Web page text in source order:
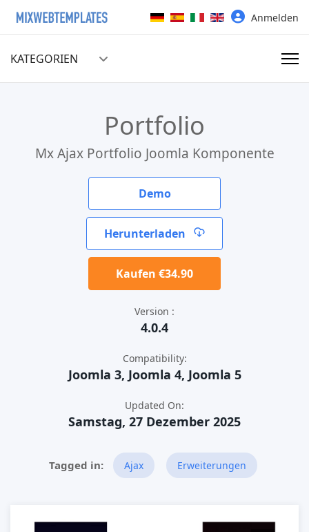
Sprache auswählen Anmelden
KATEGORIEN
Portfolio
Mx Ajax Portfolio Joomla Komponente
Demo
Herunterladen
Kaufen €34.90
Version :
4.0.4
Compatibility:
Joomla 3, Joomla 4, Joomla 5
Updated On:
Samstag, 27 Dezember 2025
Ajax Erweiterungen